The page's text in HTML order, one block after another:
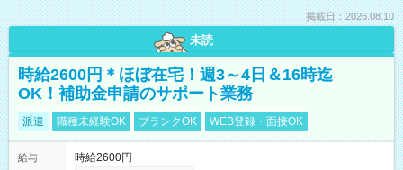
掲載日：2026.08.10
未読
時給2600円＊ほぼ在宅！週3～4日＆16時迄
OK！補助金申請のサポート業務
派遣 職種未経験OK ブランクOK WEB登録・面接OK
給与
時給2600円